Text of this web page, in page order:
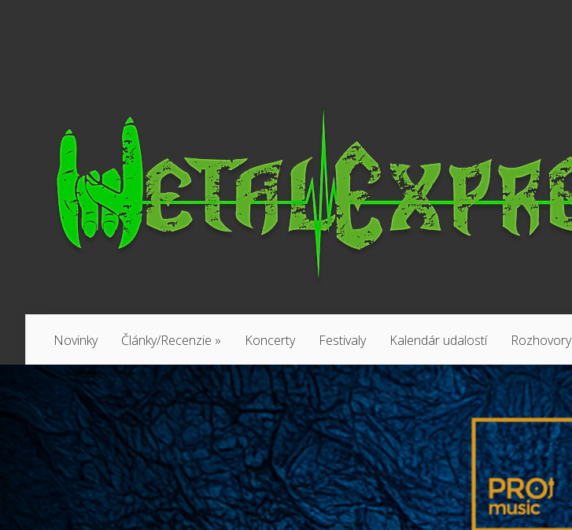
Novinky Články/Recenzie » Koncerty Festivaly Kalendár udalostí Rozhovory